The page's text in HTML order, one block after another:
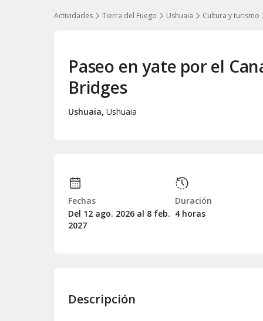
Actividades Tierra del Fuego Ushuaia Cultura y turismo
Paseo en yate por el
Bridges
Ushuaia, Ushuaia
Fechas
Del 12 ago. 2026 al 8 feb.
2027
Duración
4 horas
Descripción